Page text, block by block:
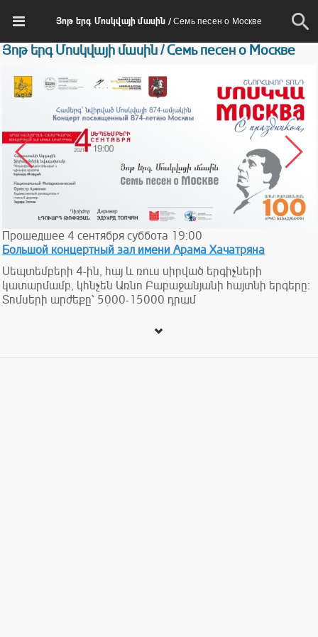
Յոթ երգ Մոսկվայի մասին / Семь песен о Москве
Յոթ երգ Մոսկվայի մասին / Семь песен о Москве
Прошедшее 4 сентября суббота 19:00
Большой концертный зал имени Арама Хачатряна
Սեպտեմբերի 4-ին, հայ և ռուս սիրված երգիչների
կատարմամբ, կհնչեն Առնո Բաբաջանյանի հայտնի երգերը։
Տոմսերի արժեքը՝ 5000-15000 դրամ